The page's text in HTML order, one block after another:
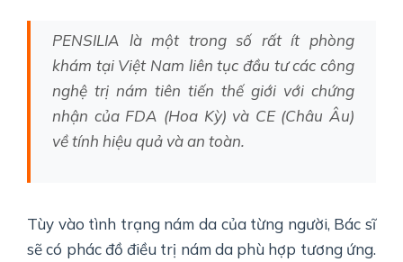
PENSILIA là một trong số rất ít phòng
khám tại Việt Nam liên tục đầu tư các công
nghệ trị nám tiên tiến thế giới với chứng
nhận của FDA (Hoa Kỳ) và CE (Châu Âu)
về tính hiệu quả và an toàn.
Tùy vào tình trạng nám da của từng người, Bác sĩ
sẽ có phác đồ điều trị nám da phù hợp tương ứng.